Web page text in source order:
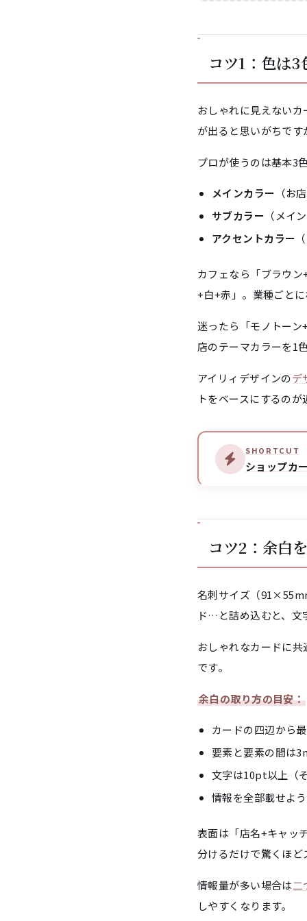
コツ1：色は
おしゃれに見えない
が出ると思いがちです
プロが使うのは基本3色
メインカラー （お
サブカラー （メイ
アクセントカラー
カフェなら「ブラウ
+白+赤」。業種ごと
迷ったら「モノトー
店のテーマカラーを1
アイリィデザインのデ
トをベースにするのが
SHORTCUT
ショップカ
コツ2：余白
名刺サイズ（
ド…と詰め込むと、文
おしゃれなカードに
です。
余白の取り方の目安：
カードの四辺から
要素と要素の間は
文字は10pt以上（
情報を全部載せよ
表面は「店名+キャッ
分けるだけで驚くほど
情報量が多い場合は二
しやすくなります。